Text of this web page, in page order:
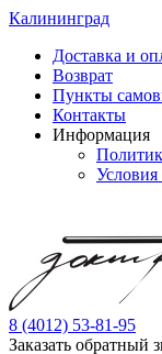
Калининград
Доставка и
Возврат
Пункты
Контакты
Информация
Условия
8 (4012) 53-81-95
Заказать обратный